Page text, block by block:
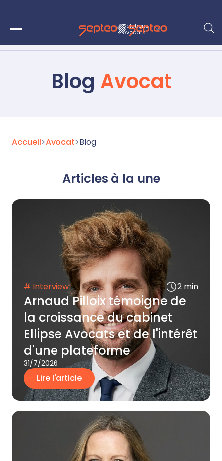
Solutions
Avocats
Blog Avocat
Accueil>Avocat>Blog
Articles à la une
# Interview 2 min
Arnaud Pilloix témoigne de
la croissance du cabinet
Ellipse Avocats et de l'intérêt
d'une plateforme
31/7/2026
Lire l'article